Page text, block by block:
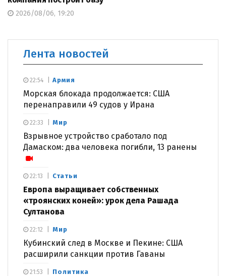
2026/08/06, 19:20
Лента новостей
Армия
Морская блокада продолжается: США
перенаправили 49 судов у Ирана
22:54
Мир
Взрывное устройство сработало под
Дамаском: два человека погибли, 13 ранены
22:33
Статьи
Европа выращивает собственных
«троянских коней»: урок дела Рашада
Султанова
22:13
Мир
Кубинский след в Москве и Пекине: США
расширили санкции против Гаваны
22:12
Политика
21:53